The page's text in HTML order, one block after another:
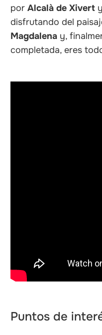
porAlcalà de Xivert
disfrutando del
Magdalena y,
completada, eres
Puntos de